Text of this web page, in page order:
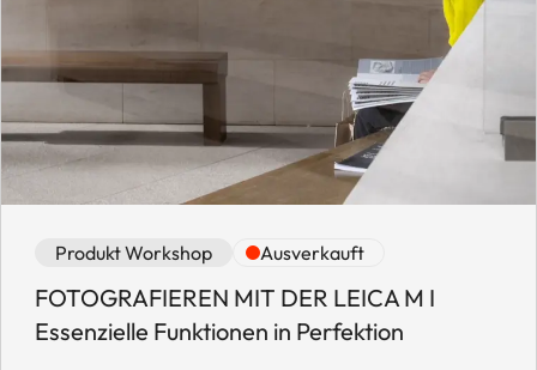
Produkt Workshop Ausverkauft
Event category: Produkt Workshop
Event availability: Ausverkauft
FOTOGRAFIEREN MIT DER LEICA M I
Essenzielle Funktionen in Perfektion